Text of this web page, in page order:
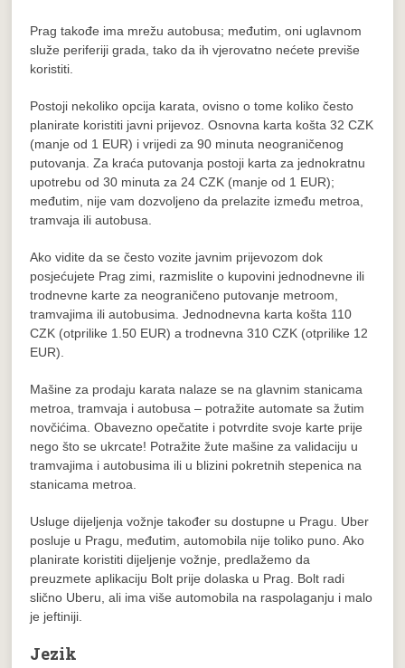
Prag takođe ima mrežu autobusa; međutim, oni uglavnom
služe periferiji grada, tako da ih vjerovatno nećete previše
koristiti.
Postoji nekoliko opcija karata, ovisno o tome koliko često
planirate koristiti javni prijevoz. Osnovna karta košta 32 CZK
(manje od 1 EUR) i vrijedi za 90 minuta neograničenog
putovanja. Za kraća putovanja postoji karta za jednokratnu
upotrebu od 30 minuta za 24 CZK (manje od 1 EUR);
međutim, nije vam dozvoljeno da prelazite između metroa,
tramvaja ili autobusa.
Ako vidite da se često vozite javnim prijevozom dok
posjećujete Prag zimi, razmislite o kupovini jednodnevne ili
trodnevne karte za neograničeno putovanje metroom,
tramvajima ili autobusima. Jednodnevna karta košta 110
CZK (otprilike 1.50 EUR) a trodnevna 310 CZK (otprilike 12
EUR).
Mašine za prodaju karata nalaze se na glavnim stanicama
metroa, tramvaja i autobusa – potražite automate sa žutim
novčićima. Obavezno opečatite i potvrdite svoje karte prije
nego što se ukrcate! Potražite žute mašine za validaciju u
tramvajima i autobusima ili u blizini pokretnih stepenica na
stanicama metroa.
Usluge dijeljenja vožnje također su dostupne u Pragu. Uber
posluje u Pragu, međutim, automobila nije toliko puno. Ako
planirate koristiti dijeljenje vožnje, predlažemo da
preuzmete aplikaciju Bolt prije dolaska u Prag. Bolt radi
slično Uberu, ali ima više automobila na raspolaganju i malo
je jeftiniji.
Jezik